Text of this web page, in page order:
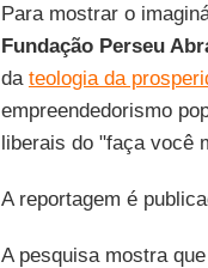
Para mostrar o
Fundação Perseu
da teologia da
empreendedorismo
liberais do "faça você
A reportagem é
A pesquisa mostra